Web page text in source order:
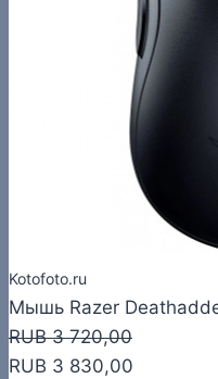
Kotofoto.ru
Мышь Razer
RUB 3 720,00
RUB 3 830,00